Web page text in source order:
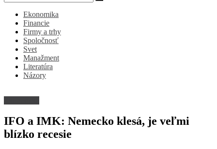
Ekonomika
Financie
Firmy a trhy
Spoločnosť
Svet
Manažment
Literatúra
Názory
IFO a IMK: Nemecko klesá, je veľmi
blízko recesie